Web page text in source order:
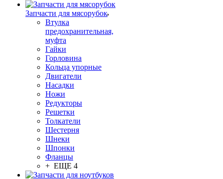
Запчасти для мясорубок
Втулка
предохранительная,
муфта
Гайки
Горловина
Кольца упорные
Двигатели
Насадки
Ножи
Редукторы
Решетки
Толкатели
Шестерня
Шнеки
Шпонки
Фланцы
+ ЕЩЕ 4